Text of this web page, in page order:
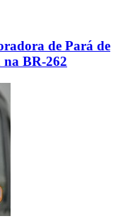
de Pará de
na BR-262